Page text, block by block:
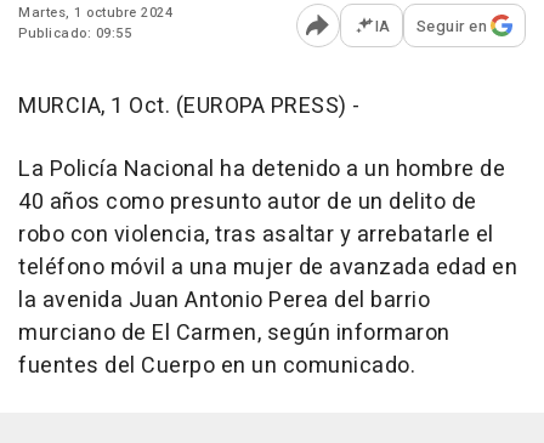
Martes, 1 octubre 2024
Publicado: 09:55
Abrir opciones para
IA Seguir en
MURCIA, 1 Oct. (EUROPA PRESS) -
La Policía Nacional ha detenido a un hombre de
40 años como presunto autor de un delito de
robo con violencia, tras asaltar y arrebatarle el
teléfono móvil a una mujer de avanzada edad en
la avenida Juan Antonio Perea del barrio
murciano de El Carmen, según informaron
fuentes del Cuerpo en un comunicado.